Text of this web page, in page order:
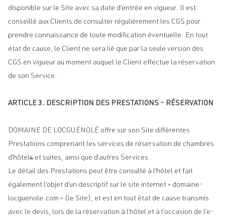
disponible sur le Site avec sa date d’entrée en vigueur. Il est
conseillé aux Clients de consulter régulièrement les CGS pour
prendre connaissance de toute modification éventuelle. En tout
état de cause, le Client ne sera lié que par la seule version des
CGS en vigueur au moment auquel le Client effectue la réservation
de son Service.
ARTICLE 3. DESCRIPTION DES PRESTATIONS – RÉSERVATION
DOMAINE DE LOCGUÉNOLÉ offre sur son Site différentes
Prestations comprenant les services de réservation de chambres
d’hôtels et suites, ainsi que d’autres Services.
Le détail des Prestations peut être consulté à l’hôtel et fait
également l’objet d’un descriptif sur le site internet « domaine-
locguenole.com » (le Site), et est en tout état de cause transmis
avec le devis, lors de la réservation à l’hôtel et à l’occasion de l’e-